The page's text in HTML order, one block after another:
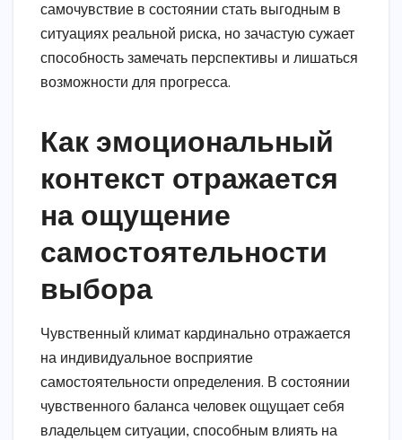
самочувствие в состоянии стать выгодным в
ситуациях реальной риска, но зачастую сужает
способность замечать перспективы и лишаться
возможности для прогресса.
Как эмоциональный
контекст отражается
на ощущение
самостоятельности
выбора
Чувственный климат кардинально отражается
на индивидуальное восприятие
самостоятельности определения. В состоянии
чувственного баланса человек ощущает себя
владельцем ситуации, способным влиять на